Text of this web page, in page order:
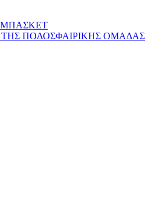
ΜΠΑΣΚΕΤ
ΠΟΔΟΣΦΑΙΡΙΚΗΣ ΟΜΑΔΑΣ